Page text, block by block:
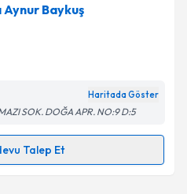
Enginiçin randevu takvimi
randevu almanız
e-posta ile
ilişkinAydınlatma
Aynur Baykuş
Haritada Göster
SOK. DOĞA APR. NO:9 D:5
Talep Et